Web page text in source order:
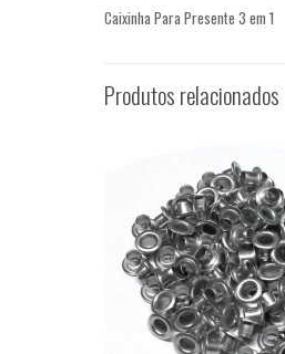
Caixinha Para Presente 3 em 1
Produtos relacionados